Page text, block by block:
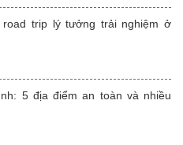
trip lý tưởng trải nghiệm ở
5 địa điểm an toàn và nhiều